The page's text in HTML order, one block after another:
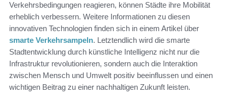
Verkehrsbedingungen reagieren, können Städte ihre Mobilität
erheblich verbessern. Weitere Informationen zu diesen
innovativen Technologien finden sich in einem Artikel über
smarte Verkehrsampeln. Letztendlich wird die smarte
Stadtentwicklung durch künstliche Intelligenz nicht nur die
Infrastruktur revolutionieren, sondern auch die Interaktion
zwischen Mensch und Umwelt positiv beeinflussen und einen
wichtigen Beitrag zu einer nachhaltigen Zukunft leisten.